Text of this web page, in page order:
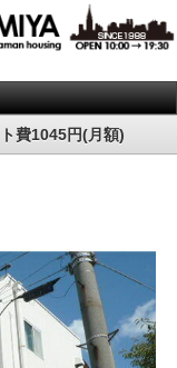
費1045円(月額)